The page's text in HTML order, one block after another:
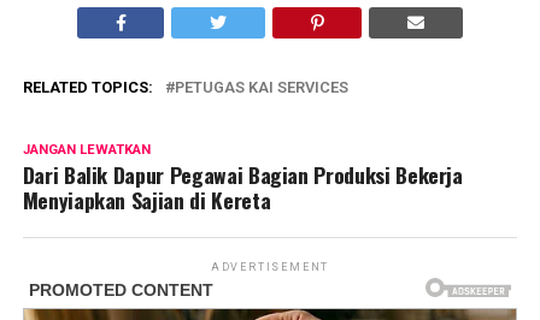
RELATED TOPICS: PETUGAS KAI SERVICES
JANGAN LEWATKAN
Dari Balik Dapur Pegawai Bagian Produksi Bekerja
Menyiapkan Sajian di Kereta
ADVERTISEMENT